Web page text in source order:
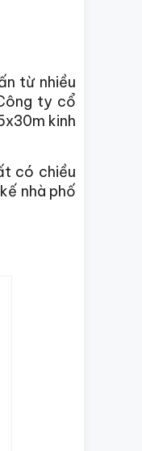
từ nhiều
ty cổ
kinh
có chiều
nhà phố